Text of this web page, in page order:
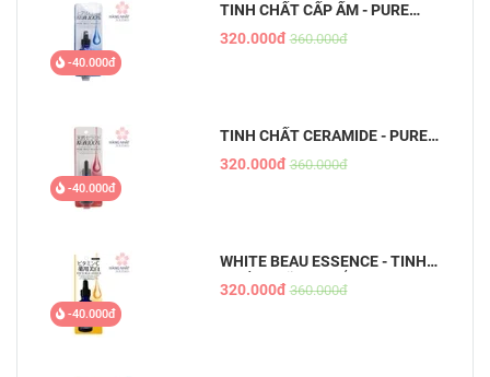
-40.000đ
TINH CHẤT CẤP ẨM - PURE
BEAU ESSENCE
320.000đ 360.000đ
-40.000đ
TINH CHẤT CERAMIDE - PURE
BEAU ESSENCE
320.000đ 360.000đ
-40.000đ
WHITE BEAU ESSENCE - TINH
CHẤT DƯỠNG TRẮNG DA MỜ
THÂM
320.000đ 360.000đ